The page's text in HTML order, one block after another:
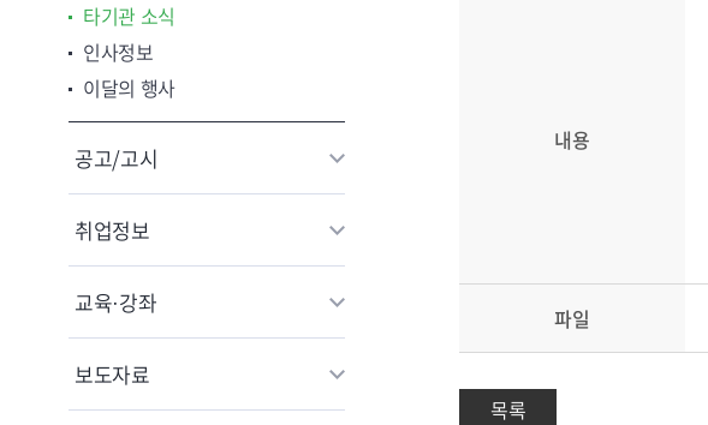
타기관 소식
인사정보
이달의 행사
공고/고시
취업정보
교육·강좌
보도자료
내용
파일
목록